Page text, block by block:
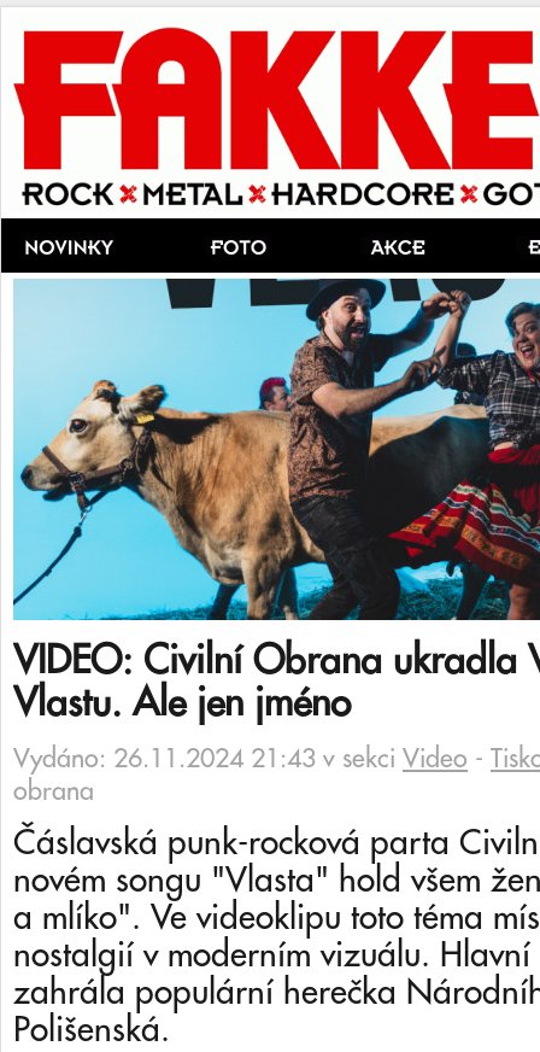
VIDEO: Civilní Obrana ukradla
Vlastu. Ale jen jméno
Vydáno: 26.11.2024 21:43 v sekci Video -
obrana
Čáslavská punk-rocková parta
novém songu "Vlasta" hold všem
a mlíko". Ve videoklipu toto téma
nostalgií v moderním vizuálu.
zahrála populární herečka
Polišenská.